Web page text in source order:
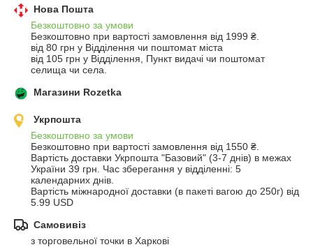
Нова Пошта
Безкоштовно за умови
Безкоштовно при вартості замовлення від 1999 ₴.
від 80 грн у Відділення чи поштомат міста
від 105 грн у Відділення, Пункт видачі чи поштомат
селища чи села.
Магазини Rozetka
Укрпошта
Безкоштовно за умови
Безкоштовно при вартості замовлення від 1550 ₴.
Вартість доставки Укрпошта "Базовий" (3-7 днів) в межах
України 39 грн. Час зберегання у відділенні: 5
календарних днів.
Вартість міжнародної доставки (в пакеті вагою до 250г) від
5.99 USD
Самовивіз
з торговельної точки в Харкові